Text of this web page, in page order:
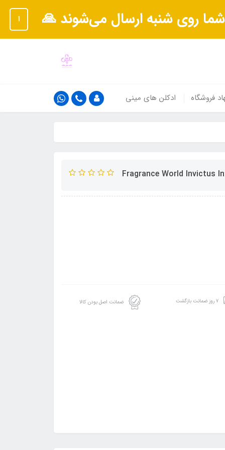
روی شنبه ارسال می‌شوند 🙏 ا
فروشگاه ادکلن های مینی
۷ روز ضمانت بازگشت ضمانت اصل بودن کالا